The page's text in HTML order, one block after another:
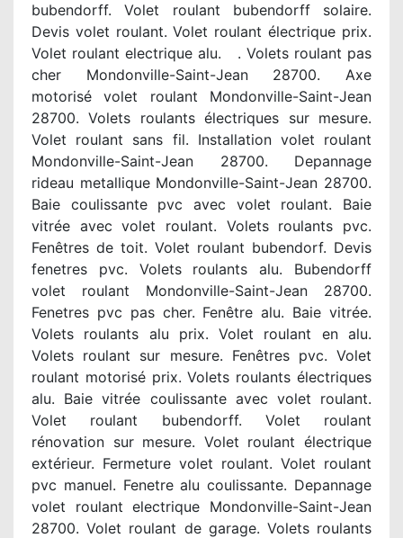
bubendorff. Volet roulant bubendorff solaire.
Devis volet roulant. Volet roulant électrique prix.
Volet roulant electrique alu. . Volets roulant pas
cher Mondonville-Saint-Jean 28700. Axe
motorisé volet roulant Mondonville-Saint-Jean
28700. Volets roulants électriques sur mesure.
Volet roulant sans fil. Installation volet roulant
Mondonville-Saint-Jean 28700. Depannage
rideau metallique Mondonville-Saint-Jean 28700.
Baie coulissante pvc avec volet roulant. Baie
vitrée avec volet roulant. Volets roulants pvc.
Fenêtres de toit. Volet roulant bubendorf. Devis
fenetres pvc. Volets roulants alu. Bubendorff
volet roulant Mondonville-Saint-Jean 28700.
Fenetres pvc pas cher. Fenêtre alu. Baie vitrée.
Volets roulants alu prix. Volet roulant en alu.
Volets roulant sur mesure. Fenêtres pvc. Volet
roulant motorisé prix. Volets roulants électriques
alu. Baie vitrée coulissante avec volet roulant.
Volet roulant bubendorff. Volet roulant
rénovation sur mesure. Volet roulant électrique
extérieur. Fermeture volet roulant. Volet roulant
pvc manuel. Fenetre alu coulissante. Depannage
volet roulant electrique Mondonville-Saint-Jean
28700. Volet roulant de garage. Volets roulants